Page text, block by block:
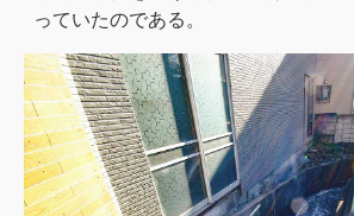
っていたのである。